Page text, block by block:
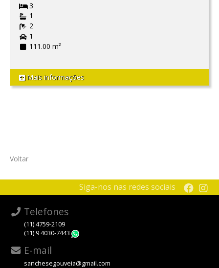
3
1
2
1
111.00 m²
Mais informações
Voltar
Siga-nos nas redes sociais
Telefones
(11) 4759-2109
(11) 9 4030-7443
E-mail
sanchesegouveia@gmail.com